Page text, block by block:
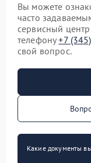
Вы можете
часто
сервисный
телефону+7
свой вопрос.
Какие документы